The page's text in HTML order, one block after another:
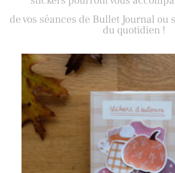
de vos séances de Bullet Journal ou
du quotidien !